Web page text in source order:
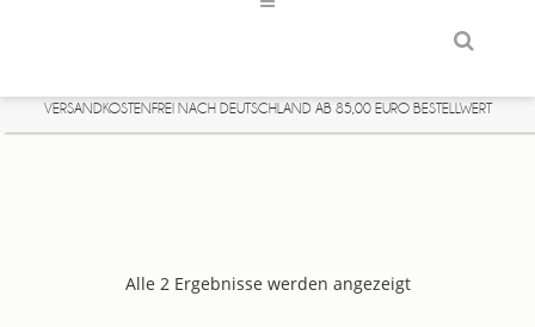
VERSANDKOSTENFREI NACH DEUTSCHLAND AB 85,00 EURO BESTELLWERT
Alle 2 Ergebnisse werden angezeigt